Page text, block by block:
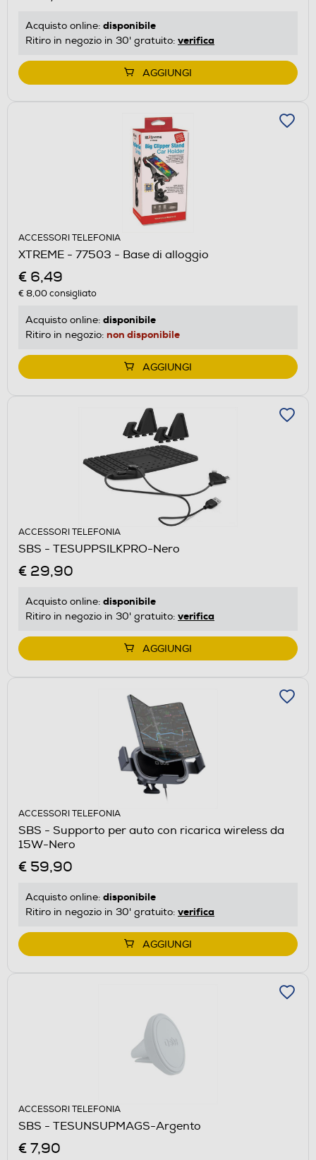
Acquisto online: disponibile
Ritiro in negozio in 30' gratuito: verifica
AGGIUNGI
ACCESSORI TELEFONIA
XTREME - 77503 - Base di alloggio
€ 6,49
€ 8,00consigliato
Acquisto online: disponibile
Ritiro in negozio: non disponibile
AGGIUNGI
ACCESSORI TELEFONIA
SBS - TESUPPSILKPRO-Nero
€ 29,90
Acquisto online: disponibile
Ritiro in negozio in 30' gratuito: verifica
AGGIUNGI
ACCESSORI TELEFONIA
SBS - Supporto per auto con ricarica wireless da
15W-Nero
€ 59,90
Acquisto online: disponibile
Ritiro in negozio in 30' gratuito: verifica
AGGIUNGI
ACCESSORI TELEFONIA
SBS - TESUNSUPMAGS-Argento
€ 7,90